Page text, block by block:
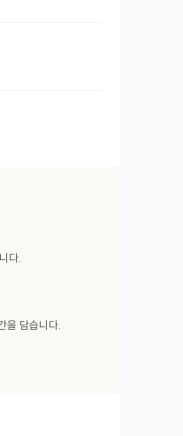
다.
을 담습니다.